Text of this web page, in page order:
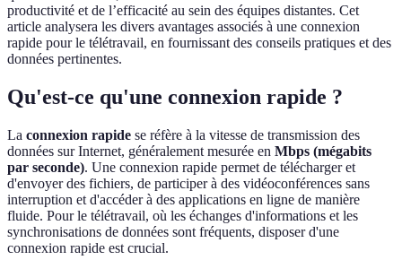
productivité et de l’efficacité au sein des équipes distantes. Cet
article analysera les divers avantages associés à une connexion
rapide pour le télétravail, en fournissant des conseils pratiques et des
données pertinentes.
Qu'est-ce qu'une connexion rapide ?
La connexion rapide se réfère à la vitesse de transmission des
données sur Internet, généralement mesurée en Mbps (mégabits
par seconde). Une connexion rapide permet de télécharger et
d'envoyer des fichiers, de participer à des vidéoconférences sans
interruption et d'accéder à des applications en ligne de manière
fluide. Pour le télétravail, où les échanges d'informations et les
synchronisations de données sont fréquents, disposer d'une
connexion rapide est crucial.